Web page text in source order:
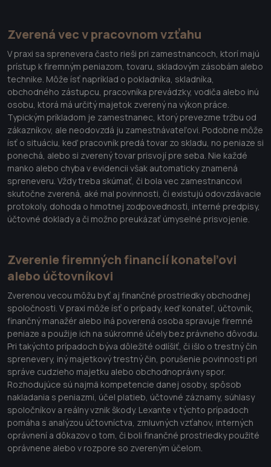
Zverená vec v pracovnom vzťahu
V praxi sa sprenevera často rieši pri zamestnancoch, ktorí majú
prístup k firemným peniazom, tovaru, skladovým zásobám alebo
technike. Môže ísť napríklad o pokladníka, skladníka,
obchodného zástupcu, pracovníka prevádzky, vodiča alebo inú
osobu, ktorá má určitý majetok zverený na výkon práce.
Typickým príkladom je zamestnanec, ktorý prevezme tržbu od
zákazníkov, ale neodovzdá ju zamestnávateľovi. Podobne môže
ísť o situáciu, keď pracovník predá tovar zo skladu, no peniaze si
ponechá, alebo si zverený tovar prisvojí pre seba. Nie každé
manko alebo chyba v evidencii však automaticky znamená
spreneveru. Vždy treba skúmať, či bola vec zamestnancovi
skutočne zverená, aké mal povinnosti, či existujú odovzdávacie
protokoly, dohoda o hmotnej zodpovednosti, interné predpisy,
účtovné doklady a či možno preukázať úmyselné prisvojenie.
Zverenie firemných financií konateľovi
alebo účtovníkovi
Zverenou vecou môžu byť aj finančné prostriedky obchodnej
spoločnosti. V praxi môže ísť o prípady, keď konateľ, účtovník,
finančný manažér alebo iná poverená osoba spravuje firemné
peniaze a použije ich na súkromné účely bez právneho dôvodu.
Pri takýchto prípadoch býva dôležité odlíšiť, či išlo o trestný čin
sprenevery, iný majetkový trestný čin, porušenie povinnosti pri
správe cudzieho majetku alebo obchodnoprávny spor.
Rozhodujúce sú najmä kompetencie danej osoby, spôsob
nakladania s peniazmi, účel platieb, účtovné záznamy, súhlasy
spoločníkov a reálny vznik škody. Lexante v týchto prípadoch
pomáha s analýzou účtovníctva, zmluvných vzťahov, interných
oprávnení a dôkazov o tom, či boli finančné prostriedky použité
oprávnene alebo v rozpore so zvereným účelom.